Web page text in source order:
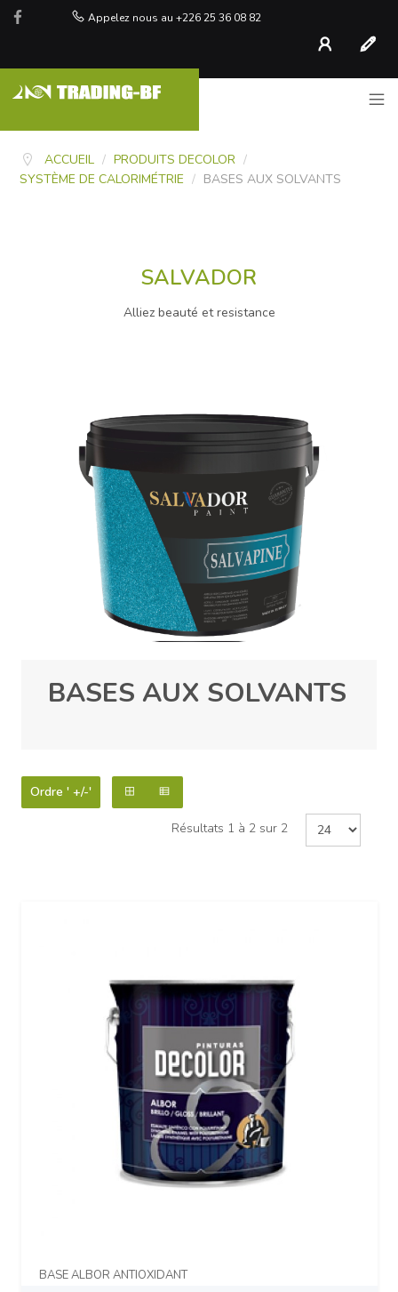
Appelez nous au +226 25 36 08 82
Compte
ACCUEIL / PRODUITS DECOLOR /
SYSTÈME DE CALORIMÉTRIE / BASES AUX SOLVANTS
SALVADOR
Alliez beauté et resistance
BASES AUX SOLVANTS
Ordre ' +/-'
Résultats 1 à 2 sur 2
BASE ALBOR ANTIOXIDANT